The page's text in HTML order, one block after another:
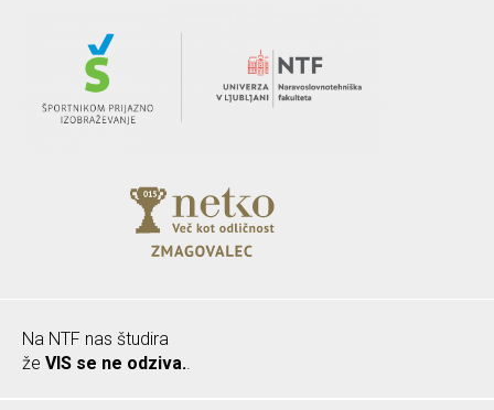
Na NTF nas študira
že VIS se ne odziva.